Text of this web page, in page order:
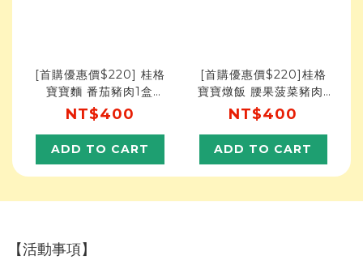
[首購優惠價$220] 桂格
寶寶麵 番茄豬肉1盒
(150gX3包/盒)
NT$400
ADD TO CART
[首購優惠價$220]桂格
寶寶燉飯 腰果菠菜豬肉1
盒(150gX3包)
NT$400
ADD TO CART
【活動事項】